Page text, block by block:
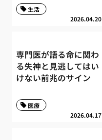
2026.04.20
生活
専門医が語る命に関わ
る失神と見逃してはい
けない前兆のサイン
2026.04.17
医療